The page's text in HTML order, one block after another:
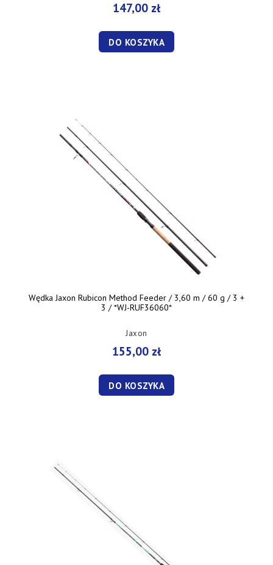
147,00 zł
DO KOSZYKA
Wędka Jaxon Rubicon Method Feeder / 3,60 m / 60 g / 3 +
3 / *WJ-RUF36060*
Jaxon
155,00 zł
DO KOSZYKA